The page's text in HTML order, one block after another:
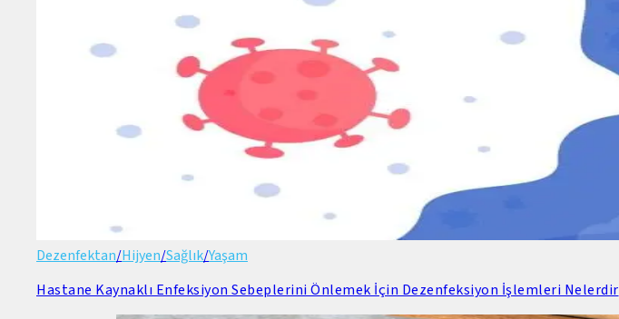
Dezenfektan/Hijyen/Sağlık/Yaşam
Hastane Kaynaklı Enfeksiyon Sebeplerini Önlemek İçin Dezenfeksiyon İşlemleri Nelerdir